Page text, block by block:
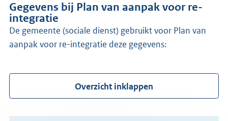
Gegevens bij Plan van aanpak voor re-
integratie
de gemeente (sociale dienst) gebruikt voor Plan van
aanpak voor re-integratie deze gegevens:
Overzicht inklappen